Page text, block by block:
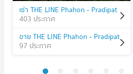
เช่า THE LINE Phahon - Pradipat
403 ประกาศ
ขาย THE LINE Phahon - Pradipat
97 ประกาศ